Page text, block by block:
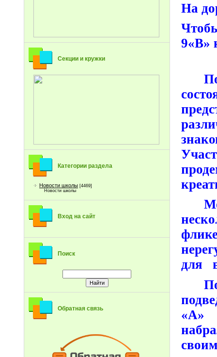
Секции и кружки
Категории раздела
Новости школы [4469]
Новости школы
Вход на сайт
Поиск
Обратная связь
На
9«В»
для
«А»